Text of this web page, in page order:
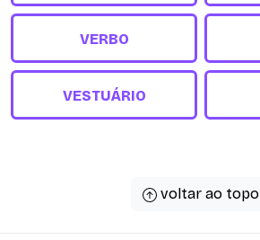
VERBO
VESTUÁRIO
voltar ao topo